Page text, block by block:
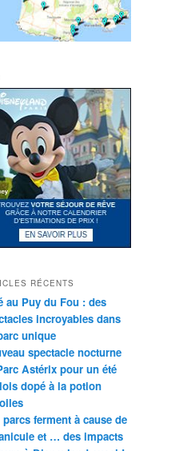
RÉCENTS
au Puy du Fou : des
incroyables dans
unique
spectacle nocturne
Astérix pour un été
dopé à la potion
parcs ferment à cause de
et … des impacts